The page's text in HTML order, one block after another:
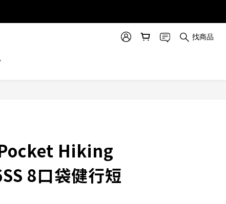
找商品
Hiking
8口袋健行短
立即購買